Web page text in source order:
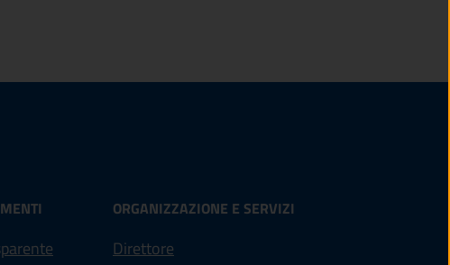
ORGANIZZAZIONE E SERVIZI
Direttore